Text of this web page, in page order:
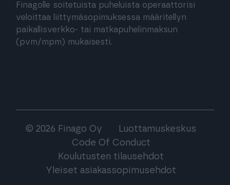
Finagolle soitetuista puheluista operaattorisi
veloittaa liittymäsopimuksessa määritellyn
paikallisverkko- tai matkapuhelinmaksun
(pvm/mpm) mukaisesti.
© 2026 Finago Oy
Luottamuskeskus
Code Of Conduct
Koulutusten tilausehdot
Yleiset asiakassopimusehdot